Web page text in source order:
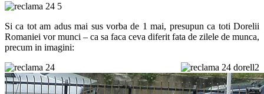
Si ca tot am adus mai sus vorba de 1 mai, presupun ca toti Dorelii
Romaniei vor munci – ca sa faca ceva diferit fata de zilele de munca,
precum in imagini: